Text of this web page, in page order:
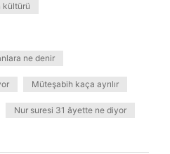
kültürü
ne denir
Müteşabih kaça ayrılır
Nur suresi 31 âyette ne diyor